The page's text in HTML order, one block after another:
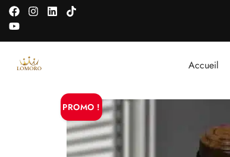
Accueil
PROMO !